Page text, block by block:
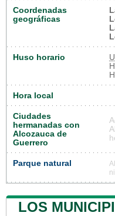
Coordenadas
geográficas
Huso horario
Hora local
Ciudades
hermanadas con
Alcozauca de
Guerrero
Parque natural
LOS